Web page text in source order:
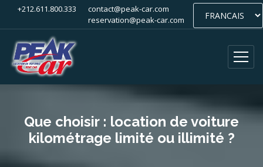
+212.611.800.333
contact@peak-car.com
reservation@peak-car.com
Que choisir : location de voiture
kilométrage limité ou illimité ?